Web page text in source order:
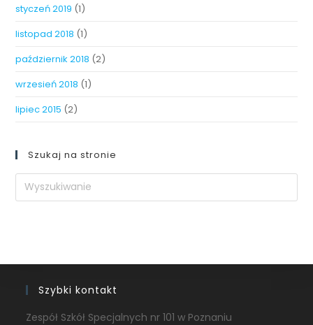
styczeń 2019 (1)
listopad 2018 (1)
październik 2018 (2)
wrzesień 2018 (1)
lipiec 2015 (2)
Szukaj na stronie
Szybki kontakt
Zespół Szkół Specjalnych nr 101 w Poznaniu